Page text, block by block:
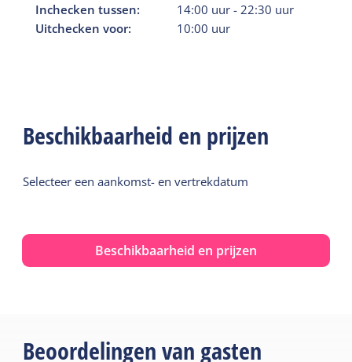
Inchecken tussen: 14:00 uur - 22:30 uur
Uitchecken voor:
10:00 uur
Beschikbaarheid en prijzen
Selecteer een aankomst- en vertrekdatum
Beschikbaarheid en prijzen
Beoordelingen van gasten